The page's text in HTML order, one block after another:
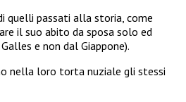
quelli passati alla storia, come
il suo abito da sposa solo ed
e non dal Giappone).
nella loro torta nuziale gli stessi